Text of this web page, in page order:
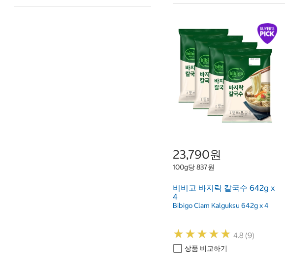
23,790원
100g당 837원
비비고 바지락 칼국수 642g x
4
Bibigo Clam Kalguksu 642g x 4
★★★★★
★★★★★ 4.8 (9)
상품 비교하기